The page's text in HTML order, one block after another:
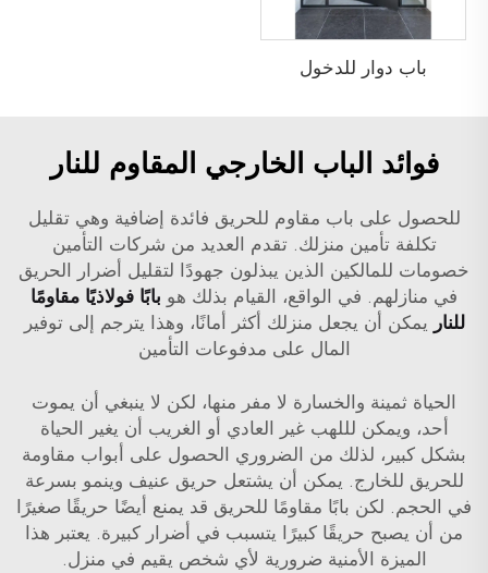
باب دوار للدخول
فوائد الباب الخارجي المقاوم للنار
للحصول على باب مقاوم للحريق فائدة إضافية وهي تقليل
تكلفة تأمين منزلك. تقدم العديد من شركات التأمين
خصومات للمالكين الذين يبذلون جهودًا لتقليل أضرار الحريق
في منازلهم. في الواقع، القيام بذلك هو بابًا فولاذيًا مقاومًا
للنار يمكن أن يجعل منزلك أكثر أمانًا، وهذا يترجم إلى توفير
المال على مدفوعات التأمين
الحياة ثمينة والخسارة لا مفر منها، لكن لا ينبغي أن يموت
أحد، ويمكن لللهب غير العادي أو الغريب أن يغير الحياة
بشكل كبير، لذلك من الضروري الحصول على أبواب مقاومة
للحريق للخارج. يمكن أن يشتعل حريق عنيف وينمو بسرعة
في الحجم. لكن بابًا مقاومًا للحريق قد يمنع أيضًا حريقًا صغيرًا
من أن يصبح حريقًا كبيرًا يتسبب في أضرار كبيرة. يعتبر هذا
الميزة الأمنية ضرورية لأي شخص يقيم في منزل.